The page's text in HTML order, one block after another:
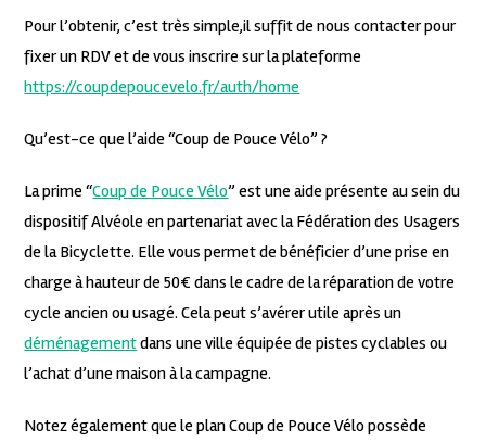
Pour l’obtenir, c’est très simple,il suffit de nous contacter pour
fixer un RDV et de vous inscrire sur la plateforme
https://coupdepoucevelo.fr/auth/home
Qu’est-ce que l’aide “Coup de Pouce Vélo” ?
La prime “Coup de Pouce Vélo” est une aide présente au sein du
dispositif Alvéole en partenariat avec la Fédération des Usagers
de la Bicyclette. Elle vous permet de bénéficier d’une prise en
charge à hauteur de 50€ dans le cadre de la réparation de votre
cycle ancien ou usagé. Cela peut s’avérer utile après un
déménagementdans une ville équipée de pistes cyclables ou
l’achat d’une maison à la campagne.
Notez également que le plan Coup de Pouce Vélo possède